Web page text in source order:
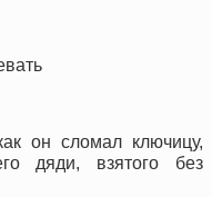
он сломал ключицу,
дяди, взятого без